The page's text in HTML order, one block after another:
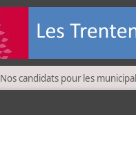
Nos candidats pour les